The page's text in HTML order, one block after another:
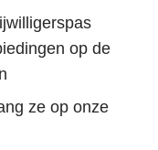
op de
ze op onze